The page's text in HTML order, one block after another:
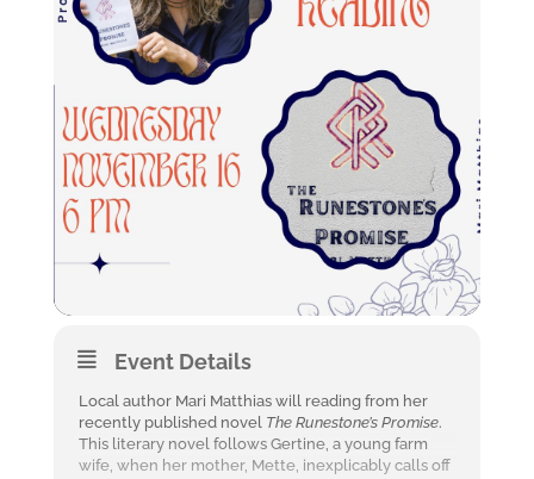
Event Details
Local author Mari Matthias will reading from her
recently published novel The Runestone’s Promise.
This literary novel follows Gertine, a young farm
wife, when her mother, Mette, inexplicably calls off